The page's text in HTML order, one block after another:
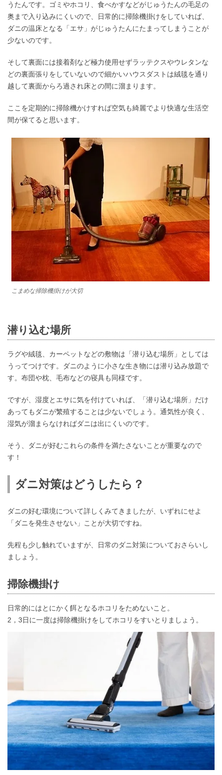
うたんです。ゴミやホコリ、食べかすなどがじゅうたんの毛足の
奥まで入り込みにくいので、日常的に掃除機掛けをしていれば、
ダニの温床となる「エサ」がじゅうたんにたまってしまうことが
少ないのです。
そして裏面には接着剤など極力使用せずラッテクスやウレタンな
どの裏面張りをしていないので細かいハウスダストは絨毯を通り
越して裏面からろ過され床との間に溜まります。
ここを定期的に掃除機かけすれば空気も綺麗でより快適な生活空
間が保てると思います。
こまめな掃除機掛けが大切
潜り込む場所
ラグや絨毯、カーペットなどの敷物は「潜り込む場所」としては
うってつけです。ダニのように小さな生き物には潜り込み放題で
す。布団や枕、毛布などの寝具も同様です。
ですが、湿度とエサに気を付けていれば、「潜り込む場所」だけ
あってもダニが繁殖することは少ないでしょう。通気性が良く、
湿気が溜まらなければダニは出にくいのです。
そう、ダニが好むこれらの条件を満たさないことが重要なので
す！
ダニ対策はどうしたら？
ダニの好む環境について詳しくみてきましたが、いずれにせよ
「ダニを発生させない」ことが大切ですね。
先程も少し触れていますが、日常のダニ対策についておさらいし
ましょう。
掃除機掛け
日常的にはとにかく餌となるホコリをためないこと。
2，3日に一度は掃除機掛けをしてホコリをすいとりましょう。